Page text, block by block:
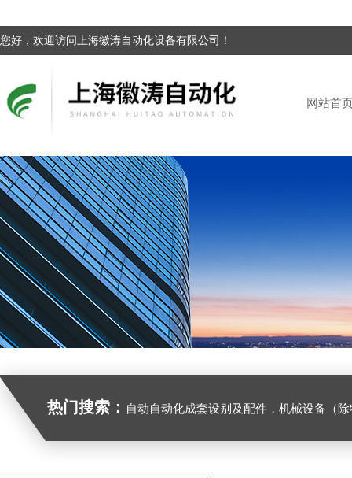
您好，欢迎访问上海徽涛自动化设备有限公司！
网站首
热门搜索： 自动自动化成套设别及配件，机械设备（除特种设备）及配件制造，加工（以上限分支机构经营），设计，批发，零售，模具，五金制品，工具加工（限分支机构经营），设计，批发，零售。五金交电，金属材料，金属制品，不锈钢制品，建筑材料，钢材，橡塑制品，环保设备，润滑剂，汽车配件，摩托车配件的批发，零售。（企业经营涉及行政许可的，凭许可证件经营）化成套设别及配件，机械设备（除特种设